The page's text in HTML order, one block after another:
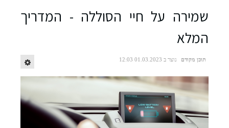
שמירה על חיי הסוללה - המדריך
המלא
תוכן מקודם נוצר ב 01.03.2023 12:03